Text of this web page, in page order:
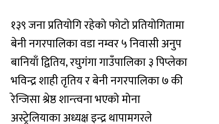
१३९ जना प्रतियोगि रहेको फोटो प्रतियोगितामा
बेनी नगरपालिका वडा नम्वर ५ निवासी अनुप
बानियाँ द्वितिय, रघुगंगा गाउँपालिका ३ पिप्लेका
भविन्द्र शाही तृतिय र बेनी नगरपालिका ७ की
रेन्जिसा श्रेष्ठ शान्त्वना भएको मोना
अस्ट्रेलियाका अध्यक्ष इन्द्र थापामगरले